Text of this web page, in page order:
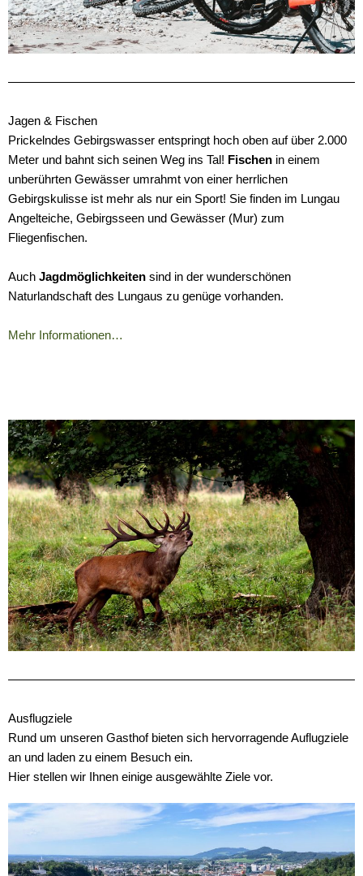
Jagen & Fischen
Prickelndes Gebirgswasser entspringt hoch oben auf über 2.000
Meter und bahnt sich seinen Weg ins Tal! Fischen in einem
unberührten Gewässer umrahmt von einer herrlichen
Gebirgskulisse ist mehr als nur ein Sport! Sie finden im Lungau
Angelteiche, Gebirgsseen und Gewässer (Mur) zum
Fliegenfischen.
Auch Jagdmöglichkeiten sind in der wunderschönen
Naturlandschaft des Lungaus zu genüge vorhanden.
Mehr Informationen…
Ausflugziele
Rund um unseren Gasthof bieten sich hervorragende Auflugziele
an und laden zu einem Besuch ein.
Hier stellen wir Ihnen einige ausgewählte Ziele vor.